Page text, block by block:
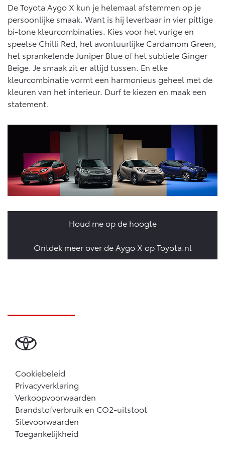
De Toyota Aygo X kun je helemaal afstemmen op je
persoonlijke smaak. Want is hij leverbaar in vier pittige
bi-tone kleurcombinaties. Kies voor het vurige en
speelse Chilli Red, het avontuurlijke Cardamom Green,
het sprankelende Juniper Blue of het subtiele Ginger
Beige. Je smaak zit er altijd tussen. En elke
kleurcombinatie vormt een harmonieus geheel met de
kleuren van het interieur. Durf te kiezen en maak een
statement.
Houd me op de hoogte
Ontdek meer over de Aygo X op Toyota.nl
Cookiebeleid
Privacyverklaring
Verkoopvoorwaarden
Brandstofverbruik en CO2-uitstoot
Sitevoorwaarden
Toegankelijkheid